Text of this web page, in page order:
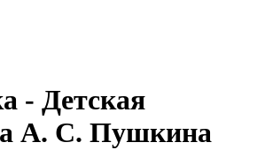
- Детская
А. С. Пушкина